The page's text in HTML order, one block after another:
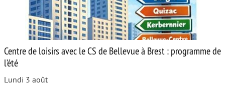
Centre de loisirs avec le CS de Bellevue à Brest : programme de
l’été
Lundi 3 août